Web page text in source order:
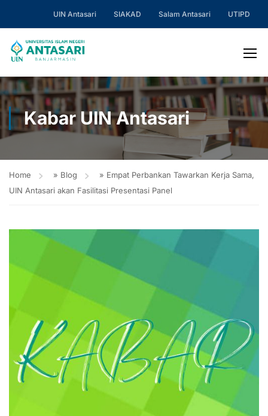
UIN Antasari SIAKAD Salam Antasari UTIPD
Kabar UIN Antasari
Home » Blog » Empat Perbankan Tawarkan Kerja Sama,
UIN Antasari akan Fasilitasi Presentasi Panel